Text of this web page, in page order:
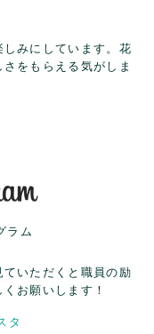
みにしています。花
をもらえる気がしま
ラム
いただくと職員の励
お願いします！
タ